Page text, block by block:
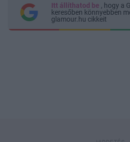
Itt állíthatod be , hogy a
keresőben könnyebben
glamour.hu cikkeit